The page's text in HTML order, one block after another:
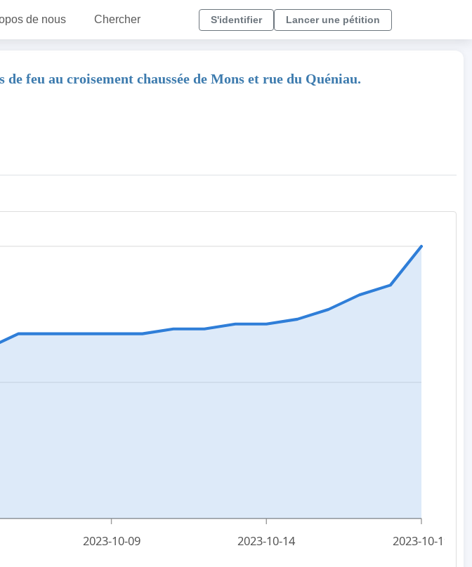
de nous Chercher S'identifier Lancer une pétition
feu au croisement chaussée de Mons et rue du Quéniau.
2023-10-09 2023-10-14 2023-10-19